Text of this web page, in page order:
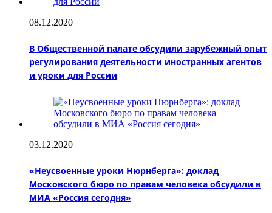
08.12.2020
В Общественной палате обсудили зарубежный опыт
регулирования деятельности иностранных агентов
и уроки для России
03.12.2020
«Неусвоенные уроки Нюрнберга»: доклад
Московского бюро по правам человека обсудили в
МИА «Россия сегодня»